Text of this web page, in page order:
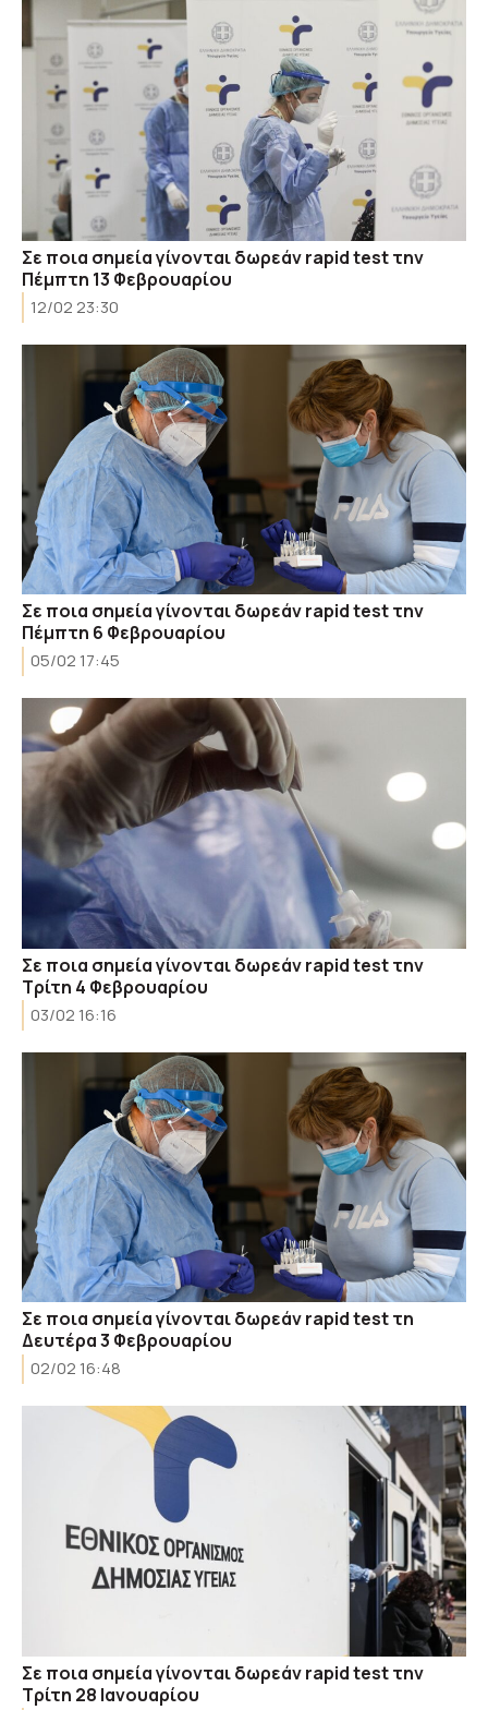
Σε ποια σημεία γίνονται δωρεάν rapid test την
Πέμπτη 13 Φεβρουαρίου
12/02 23:30
Σε ποια σημεία γίνονται δωρεάν rapid test την
Πέμπτη 6 Φεβρουαρίου
05/02 17:45
Σε ποια σημεία γίνονται δωρεάν rapid test την
Τρίτη 4 Φεβρουαρίου
03/02 16:16
Σε ποια σημεία γίνονται δωρεάν rapid test τη
Δευτέρα 3 Φεβρουαρίου
02/02 16:48
Σε ποια σημεία γίνονται δωρεάν rapid test την
Tρίτη 28 Ιανουαρίου